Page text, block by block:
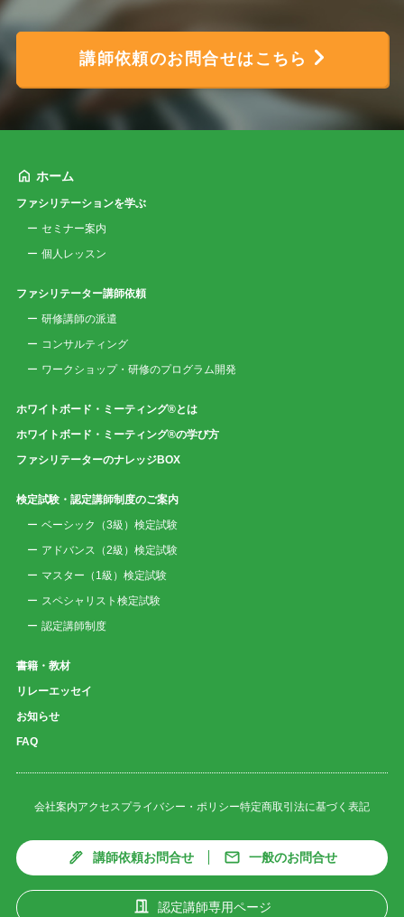
講師依頼のお問合せはこちら
ホーム
ファシリテーションを学ぶ
セミナー案内
個人レッスン
ファシリテーター講師依頼
研修講師の派遣
コンサルティング
ワークショップ・研修のプログラム開発
ホワイトボード・ミーティング®とは
ホワイトボード・ミーティング®の学び方
ファシリテーターのナレッジBOX
検定試験・認定講師制度のご案内
ベーシック（3級）検定試験
アドバンス（2級）検定試験
マスター（1級）検定試験
スペシャリスト検定試験
認定講師制度
書籍・教材
リレーエッセイ
お知らせ
FAQ
会社案内アクセスプライバシー・ポリシー特定商取引法に基づく表記
講師依頼お問合せ 一般のお問合せ
認定講師専用ページ